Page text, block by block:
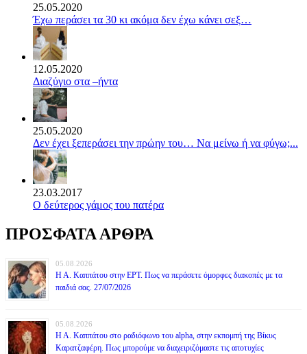
25.05.2020
Έχω περάσει τα 30 κι ακόμα δεν έχω κάνει σεξ…
12.05.2020
Διαζύγιο στα –ήντα
25.05.2020
Δεν έχει ξεπεράσει την πρώην του… Να μείνω ή να φύγω;...
23.03.2017
Ο δεύτερος γάμος του πατέρα
ΠΡΟΣΦΑΤΑ ΑΡΘΡΑ
05.08.2026
Η Α. Καππάτου στην ΕΡΤ. Πως να περάσετε όμορφες διακοπές με τα
παιδιά σας. 27/07/2026
05.08.2026
Η Α. Καππάτου στο ραδιόφωνο του alpha, στην εκπομπή της Βίκυς
Καρατζαφέρη. Πως μπορούμε να διαχειριζόμαστε τις αποτυχίες